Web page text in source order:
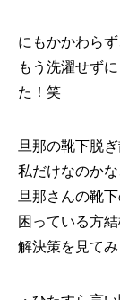
にもかかわら
もう洗濯せず
た！笑
旦那の靴下脱
私だけなのか
旦那さんの靴
困っている方
解決策を見てみ